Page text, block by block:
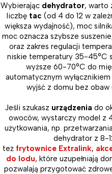
Wybierając dehydrator, warto
liczbę tac (od 4 do 12 w
większa wydajność), moc
moc oznacza szybsze
oraz zakres regulacji
niskie temperatury 35-45°C
wyższe 60-70°C do
automatycznym
wyjść z domu bez
Jeśli szukasz urządzenia do
owoców, wystarczy model z
użytkowania, np.
dehydrator z 8-
też frytownice Extralink,
do lodu, które uzupełniają
pozwalają przygotować